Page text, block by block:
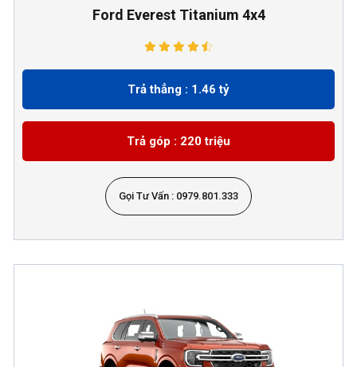
Ford Everest Titanium 4x4
Trả thẳng : 1.46 tỷ
Trả góp : 220 triệu
Gọi Tư Vấn : 0979.801.333